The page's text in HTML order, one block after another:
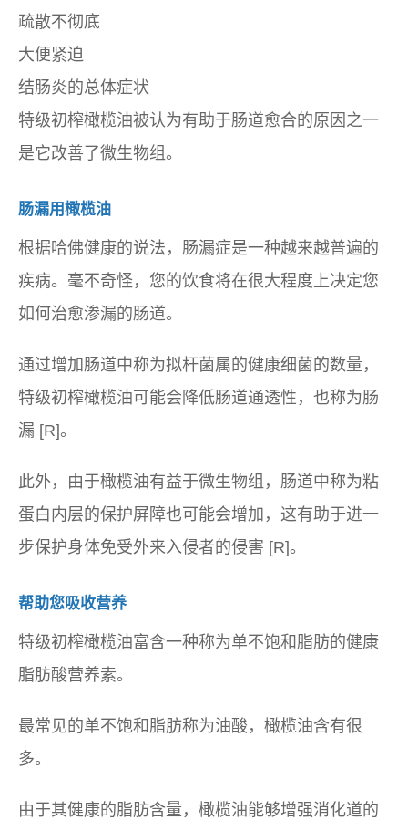
疏散不彻底
大便紧迫
结肠炎的总体症状
特级初榨橄榄油被认为有助于肠道愈合的原因之一
是它改善了微生物组。
肠漏用橄榄油
根据哈佛健康的说法，肠漏症是一种越来越普遍的
疾病。毫不奇怪，您的饮食将在很大程度上决定您
如何治愈渗漏的肠道。
通过增加肠道中称为拟杆菌属的健康细菌的数量，
特级初榨橄榄油可能会降低肠道通透性，也称为肠
漏 [R]。
此外，由于橄榄油有益于微生物组，肠道中称为粘
蛋白内层的保护屏障也可能会增加，这有助于进一
步保护身体免受外来入侵者的侵害 [R]。
帮助您吸收营养
特级初榨橄榄油富含一种称为单不饱和脂肪的健康
脂肪酸营养素。
最常见的单不饱和脂肪称为油酸，橄榄油含有很
多。
由于其健康的脂肪含量，橄榄油能够增强消化道的